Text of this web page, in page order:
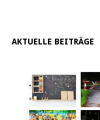
AKTUELLE BEITRÄGE